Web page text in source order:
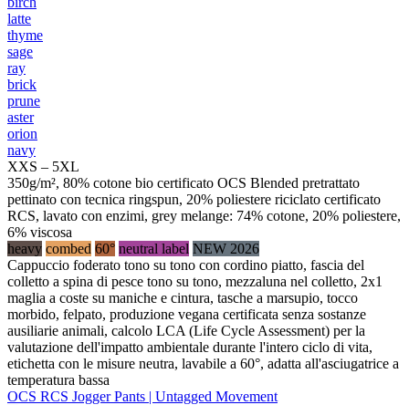
latte
thyme
sage
ray
brick
prune
aster
orion
navy
XXS – 5XL
350g/m², 80% cotone bio certificato OCS Blended pretrattato
pettinato con tecnica ringspun, 20% poliestere riciclato certificato
RCS, lavato con enzimi, grey melange: 74% cotone, 20% poliestere,
6% viscosa
heavy combed 60° neutral label NEW 2026
Cappuccio foderato tono su tono con cordino piatto, fascia del
colletto a spina di pesce tono su tono, mezzaluna nel colletto, 2x1
maglia a coste su maniche e cintura, tasche a marsupio, tocco
morbido, felpato, produzione vegana certificata senza sostanze
ausiliarie animali, calcolo LCA (Life Cycle Assessment) per la
valutazione dell'impatto ambientale durante l'intero ciclo di vita,
etichetta con le misure neutra, lavabile a 60°, adatta all'asciugatrice a
temperatura bassa
OCS RCS Jogger Pants | Untagged Movement